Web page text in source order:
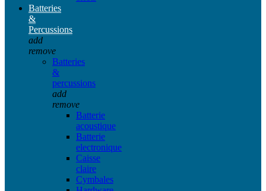
Batteries
&
Percussions
add
remove
Batteries
&
percussions
add
remove
Batterie
acoustique
Batterie
electronique
Caisse
claire
Cymbales